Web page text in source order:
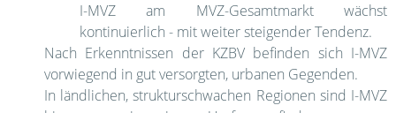
I-MVZ am MVZ-Gesamtmarkt wächst
kontinuierlich - mit weiter steigender Tendenz.
Nach Erkenntnissen der KZBV befinden sich I-MVZ
vorwiegend in gut versorgten, urbanen Gegenden.
In ländlichen, strukturschwachen Regionen sind I-MVZ